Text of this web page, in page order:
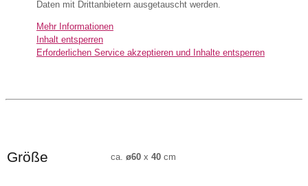
Daten mit Drittanbietern ausgetauscht werden.
Mehr Informationen
Inhalt entsperren
Erforderlichen Service akzeptieren und Inhalte entsperren
Größe ca. ø60 x 40 cm